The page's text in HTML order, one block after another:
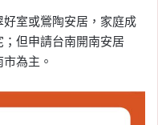
室或鶯陶安居，家庭成
但申請台南開南安居
為主。